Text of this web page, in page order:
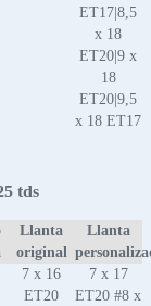
ET17|8,5
x 18
ET20|9 x
18
ET20|9,5
x 18 ET17
tds
Llanta
original
Llanta
7 x 16
ET20
7 x 17
ET20 #8 x